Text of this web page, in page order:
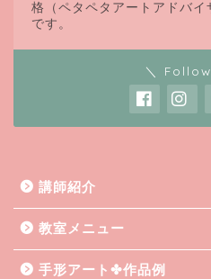
格（ペタペタアートアドバ
です。
＼
講師紹介
教室メニュー
手形アート✤作品例